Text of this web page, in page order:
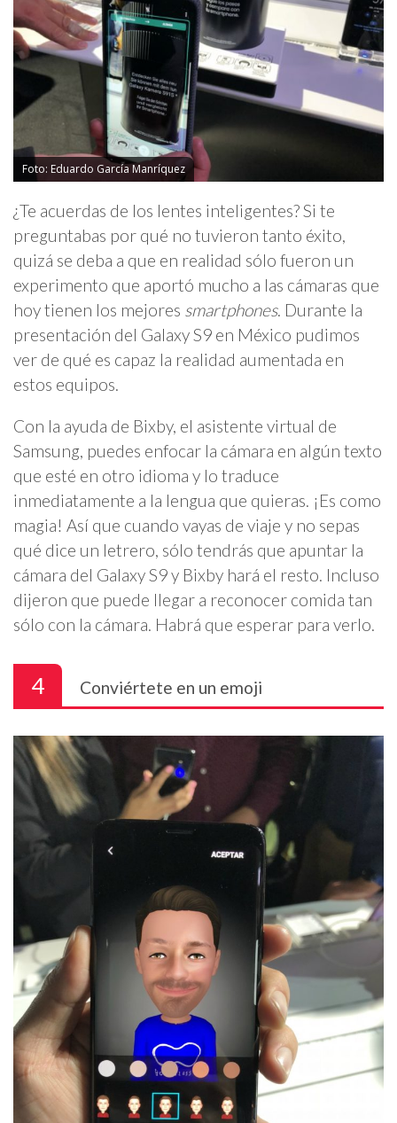
Foto: Eduardo García Manríquez
¿Te acuerdas de los lentes inteligentes? Si te
preguntabas por qué no tuvieron tanto éxito,
quizá se deba a que en realidad sólo fueron un
experimento que aportó mucho a las cámaras que
hoy tienen los mejores smartphones. Durante la
presentación del Galaxy S9 en México pudimos
ver de qué es capaz la realidad aumentada en
estos equipos.
Con la ayuda de Bixby, el asistente virtual de
Samsung, puedes enfocar la cámara en algún texto
que esté en otro idioma y lo traduce
inmediatamente a la lengua que quieras. ¡Es como
magia! Así que cuando vayas de viaje y no sepas
qué dice un letrero, sólo tendrás que apuntar la
cámara del Galaxy S9 y Bixby hará el resto. Incluso
dijeron que puede llegar a reconocer comida tan
sólo con la cámara. Habrá que esperar para verlo.
4 Conviértete en un emoji